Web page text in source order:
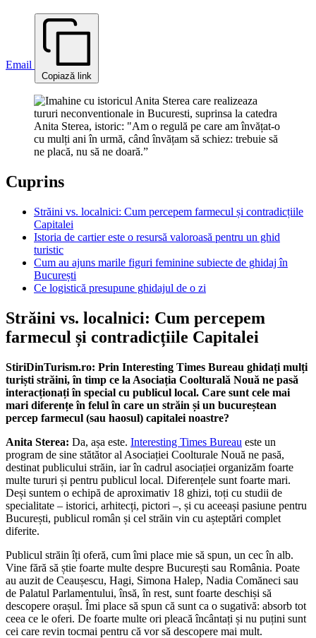
Email
Copiază link
Anita Sterea, istoric: "Am o regulă pe care am învățat-o
cu mulți ani în urmă, când învățam să schiez: trebuie să
ne placă, nu să ne doară.”
Cuprins
Străini vs. localnici: Cum percepem farmecul și contradicțiile
Capitalei
Istoria de cartier este o resursă valoroasă pentru un ghid
turistic
Cum au ajuns marile figuri feminine subiecte de ghidaj în
București
Ce logistică presupune ghidajul de o zi
Străini vs. localnici: Cum percepem
farmecul și contradicțiile Capitalei
StiriDinTurism.ro: Prin Interesting Times Bureau ghidați mulți
turiști străini, în timp ce la Asociația Coolturală Nouă ne pasă
interacționați în special cu publicul local. Care sunt cele mai
mari diferențe în felul în care un străin și un bucureștean
percep farmecul (sau haosul) capitalei noastre?
Anita Sterea: Da, așa este. Interesting Times Bureau este un
program de sine stătător al Asociației Coolturale Nouă ne pasă,
destinat publicului străin, iar în cadrul asociației organizăm foarte
multe tururi și pentru publicul local. Diferențele sunt foarte mari.
Deși suntem o echipă de aproximativ 18 ghizi, toți cu studii de
specialitate – istorici, arhitecți, pictori –, și cu aceeași pasiune pentru
București, publicul român și cel străin vin cu așteptări complet
diferite.
Publicul străin îți oferă, cum îmi place mie să spun, un cec în alb.
Vine fără să știe foarte multe despre București sau România. Poate
au auzit de Ceaușescu, Hagi, Simona Halep, Nadia Comăneci sau
de Palatul Parlamentului, însă, în rest, sunt foarte deschiși să
descopere orașul. Îmi place să spun că sunt ca o sugativă: absorb tot
ceea ce le oferi. De foarte multe ori pleacă încântați și nu puțini sunt
cei care revin tocmai pentru că vor să descopere mai mult.